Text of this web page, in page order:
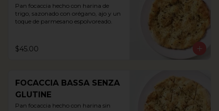
Pan focaccia hecho con harina de
trigo, sazonado con orégano, ajo y un
toque de parmesano espolvoreado.
$45.00
FOCACCIA BASSA SENZA
GLUTINE
Pan focaccia hecho con harina sin